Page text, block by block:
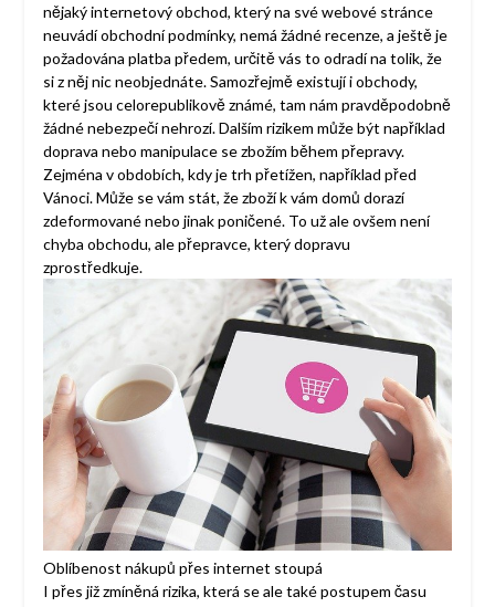
nějaký internetový obchod, který na své webové stránce
neuvádí obchodní podmínky, nemá žádné recenze, a ještě je
požadována platba předem, určitě vás to odradí na tolik, že
si z něj nic neobjednáte. Samozřejmě existují i obchody,
které jsou celorepublikově známé, tam nám pravděpodobně
žádné nebezpečí nehrozí. Dalším rizikem může být například
doprava nebo manipulace se zbožím během přepravy.
Zejména v obdobích, kdy je trh přetížen, například před
Vánoci. Může se vám stát, že zboží k vám domů dorazí
zdeformované nebo jinak poničené. To už ale ovšem není
chyba obchodu, ale přepravce, který dopravu
zprostředkuje.
Oblíbenost nákupů přes internet stoupá
I přes již zmíněná rizika, která se ale také postupem času